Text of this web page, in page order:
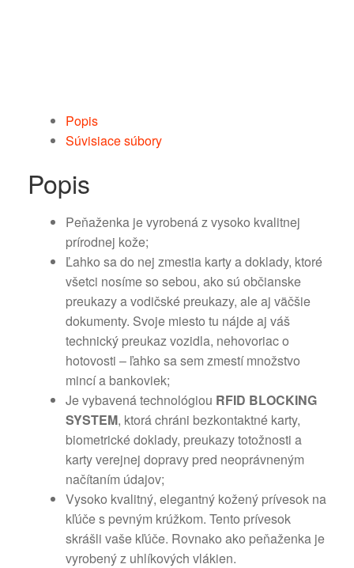
Popis
Súvisiace súbory
Popis
Peňaženka je vyrobená z vysoko kvalitnej
prírodnej kože;
Ľahko sa do nej zmestia karty a doklady, ktoré
všetci nosíme so sebou, ako sú občianske
preukazy a vodičské preukazy, ale aj väčšie
dokumenty. Svoje miesto tu nájde aj váš
technický preukaz vozidla, nehovoriac o
hotovosti – ľahko sa sem zmestí množstvo
mincí a bankoviek;
Je vybavená technológiou RFID BLOCKING
SYSTEM, ktorá chráni bezkontaktné karty,
biometrické doklady, preukazy totožnosti a
karty verejnej dopravy pred neoprávneným
načítaním údajov;
Vysoko kvalitný, elegantný kožený prívesok na
kľúče s pevným krúžkom. Tento prívesok
skrášli vaše kľúče. Rovnako ako peňaženka je
vyrobený z uhlíkových vlákien.